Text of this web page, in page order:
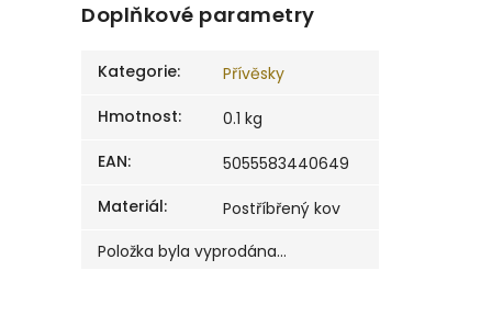
Doplňkové parametry
Kategorie:
Přívěsky
Hmotnost:
0.1 kg
EAN:
5055583440649
Materiál:
Postříbřený kov
Položka byla vyprodána…